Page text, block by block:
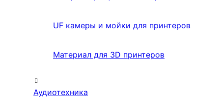
UF камеры и мойки для принтеров
Материал для 3D принтеров
Аудиотехника